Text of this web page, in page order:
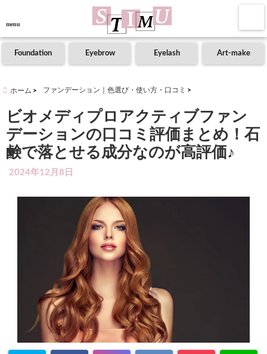
menu
Foundation Eyebrow Eyelash Art-make
ホーム ファンデーション｜色選び・使い方・口コミ
ビオメディプロアクティブファン
デーションの口コミ評価まとめ！石
鹸で落とせる成分なのが高評価♪
2024年12月8日